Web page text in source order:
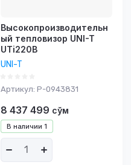
Высокопроизводительн
ый тепловизор UNI-T
UTi220B
UNI-T
Артикул: P-0943831
В наличии 1
8 437 499 сўм